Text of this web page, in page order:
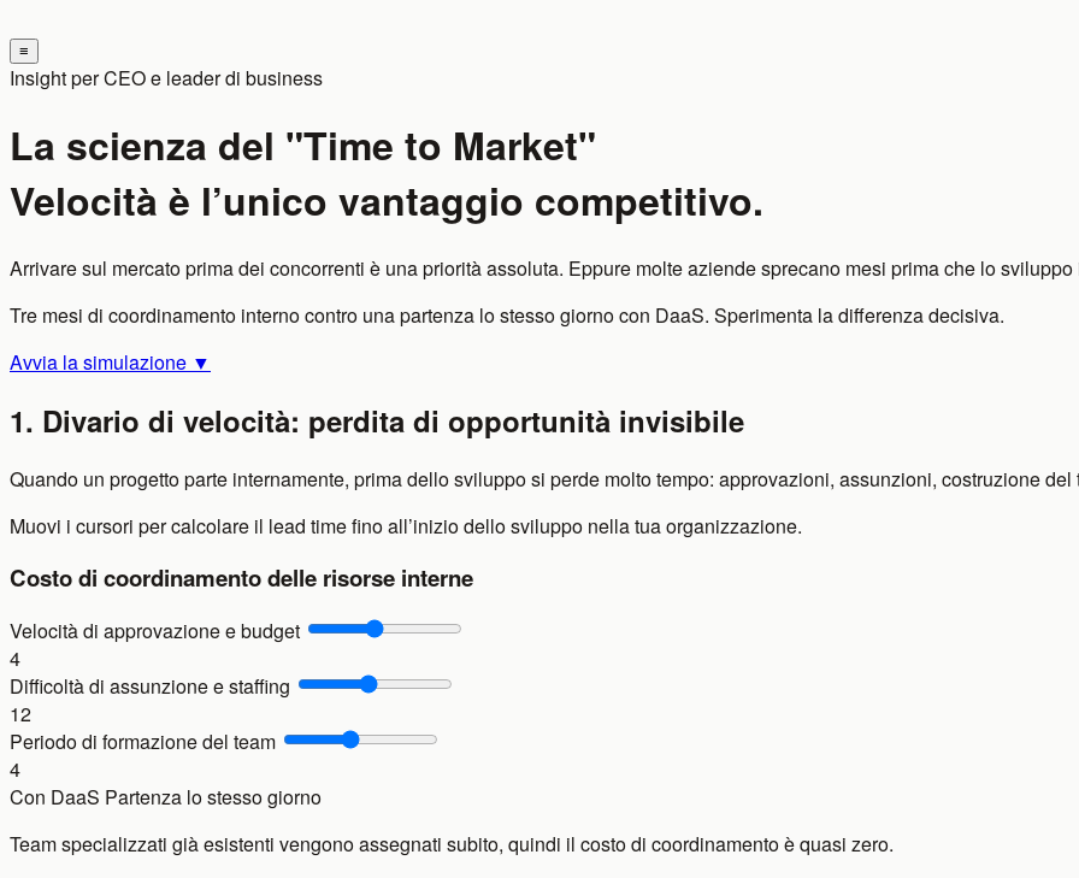
≡
Insight per CEO e leader di business
La scienza del "Time to Market"
Velocità è l’unico vantaggio competitivo.
Arrivare sul mercato prima dei concorrenti è una priorità assoluta. Eppure molte aziende sprecano mesi prima che lo sviluppo
Tre mesi di coordinamento interno contro una partenza lo stesso giorno con DaaS. Sperimenta la differenza decisiva.
Avvia la simulazione ▼
1. Divario di velocità: perdita di opportunità invisibile
Quando un progetto parte internamente, prima dello sviluppo si perde molto tempo: approvazioni, assunzioni, costruzione del
Muovi i cursori per calcolare il lead time fino all’inizio dello sviluppo nella tua organizzazione.
Costo di coordinamento delle risorse interne
Velocità di approvazione e budget
4
Difficoltà di assunzione e staffing
12
Periodo di formazione del team
4
Con DaaS Partenza lo stesso giorno
Team specializzati già esistenti vengono assegnati subito, quindi il costo di coordinamento è quasi zero.